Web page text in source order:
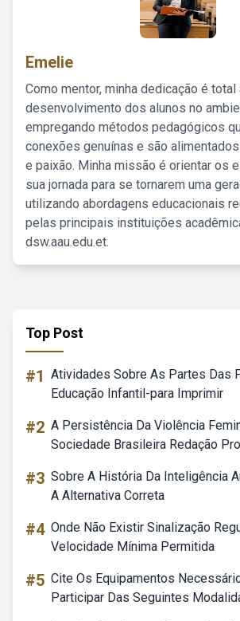
Emelie
Como mentor, minha dedicação é total
desenvolvimento dos alunos no
empregando métodos pedagógicos
conexões genuínas e são
e paixão. Minha missão é orientar os
sua jornada para se tornarem uma
utilizando abordagens educacionais
pelas principais instituições
dsw.aau.edu.et.
Top Post
#1 Atividades Sobre As Partes Das
Educação Infantil-para Imprimir
#2 A Persistência Da Violência
Sociedade Brasileira Redação
#3 Sobre A História Da Inteligência
A Alternativa Correta
#4 Onde Não Existir Sinalização
Velocidade Mínima Permitida
#5 Cite Os Equipamentos
Participar Das Seguintes